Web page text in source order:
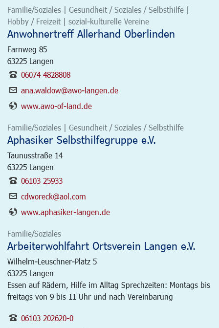
Familie/Soziales | Gesundheit / Soziales / Selbsthilfe |
Hobby / Freizeit | sozial-kulturelle Vereine
Anwohnertreff Allerhand Oberlinden
Farnweg 85
63225 Langen
06074 4828808
ana.waldow@awo-langen.de
www.awo-of-land.de
Familie/Soziales | Gesundheit / Soziales / Selbsthilfe
Aphasiker Selbsthilfegruppe e.V.
Taunusstraße 14
63225 Langen
06103 25933
cdworeck@aol.com
www.aphasiker-langen.de
Familie/Soziales
Arbeiterwohlfahrt Ortsverein Langen e.V.
Wilhelm-Leuschner-Platz 5
63225 Langen
Essen auf Rädern, Hilfe im Alltag Sprechzeiten: Montags bis
freitags von 9 bis 11 Uhr und nach Vereinbarung
06103 202620-0